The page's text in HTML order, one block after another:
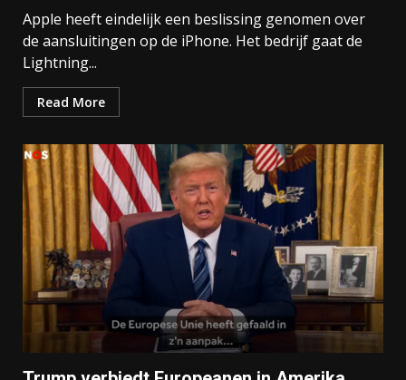
Apple heeft eindelijk een beslissing genomen over
de aansluitingen op de iPhone. Het bedrijf gaat de
Lightning...
Read More